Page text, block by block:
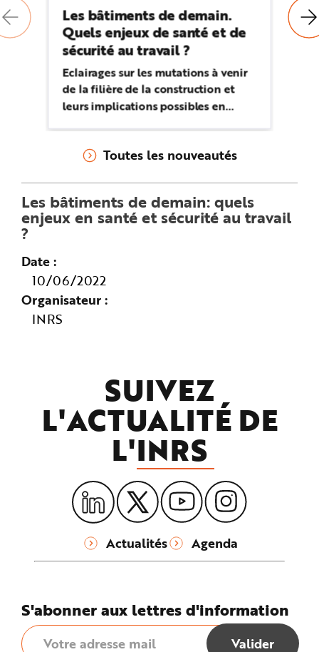
Les bâtiments de demain.
Quels enjeux de santé et de
sécurité au travail ?
Eclairages sur les mutations à venir
de la filière de la construction et
leurs implications possibles en
Toutes les nouveautés
Les bâtiments de demain: quels
enjeux en santé et sécurité au travail
?
Date
10/06/2022
Organisateur
INRS
SUIVEZ
L'ACTUALITÉ DE
L'INRS
Actualités Agenda
S'abonner aux lettres d'information